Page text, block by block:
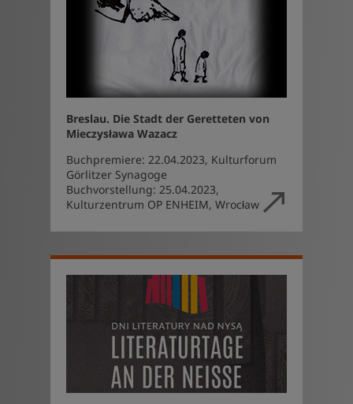
Breslau. Die Stadt der Geretteten von
Mieczysława Wazacz
Buchpremiere: 22.04.2023, Kulturforum
Görlitzer Synagoge
Buchvorstellung: 25.04.2023,
Kulturzentrum OP ENHEIM, Wrocław